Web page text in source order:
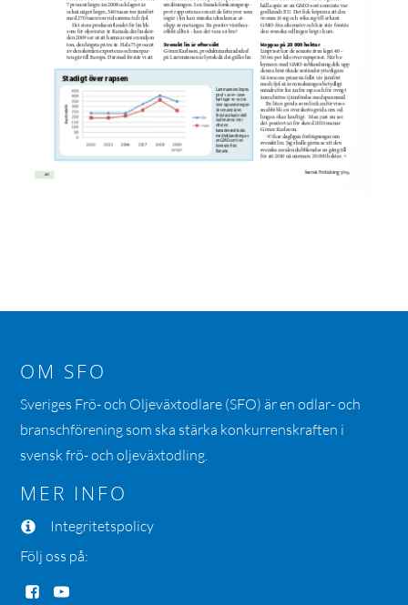
OM SFO
Sveriges Frö- och Oljeväxtodlare (SFO) är en odlar- och
branschförening som ska stärka konkurrenskraften i
svensk frö- och oljeväxtodling.
MER INFO
Integritetspolicy
Följ oss på: